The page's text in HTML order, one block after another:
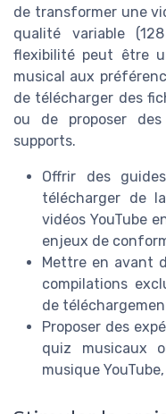
de transformer une
qualité variable
flexibilité peut être
musical aux
de télécharger des
ou de proposer
supports.
Offrir des
télécharger de
vidéos YouTube
enjeux de
Mettre en avant
compilations
de
Proposer des
quiz musicaux
musique